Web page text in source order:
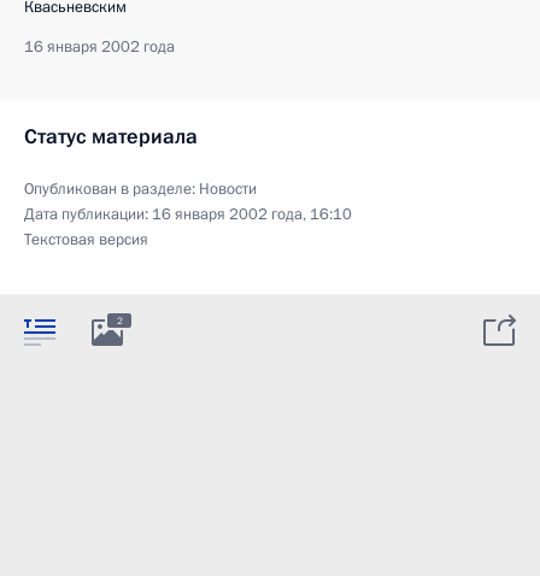
Квасьневским
16 января 2002 года
Статус материала
Опубликован в разделе: Новости
Дата публикации: 16 января 2002 года, 16:10
Текстовая версия
2